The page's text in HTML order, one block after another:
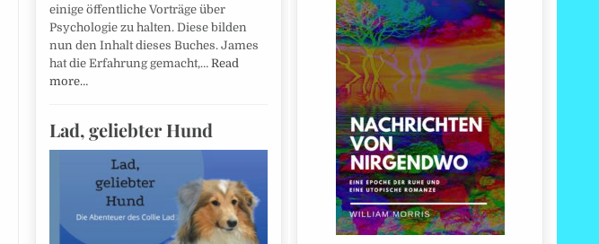
einige öffentliche Vorträge über
Psychologie zu halten. Diese bilden
nun den Inhalt dieses Buches. James
hat die Erfahrung gemacht,… Read
more…
Lad, geliebter Hund